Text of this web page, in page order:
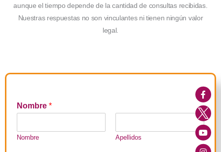
aunque el tiempo depende de la cantidad de consultas recibidas.
Nuestras respuestas no son vinculantes ni tienen ningún valor
legal.
Nombre *
Nombre Apellidos